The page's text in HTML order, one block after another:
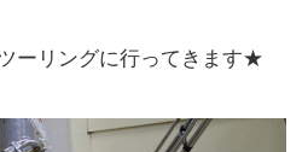
ーリングに行ってきます★